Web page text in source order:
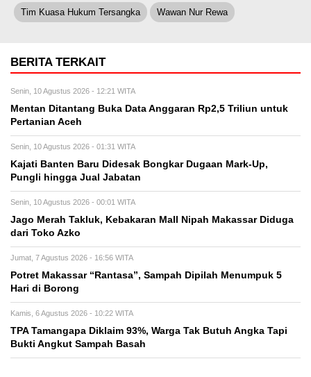
Tim Kuasa Hukum Tersangka Wawan Nur Rewa
BERITA TERKAIT
Senin, 10 Agustus 2026 - 12:21 WITA
Mentan Ditantang Buka Data Anggaran Rp2,5 Triliun untuk
Pertanian Aceh
Senin, 10 Agustus 2026 - 01:31 WITA
Kajati Banten Baru Didesak Bongkar Dugaan Mark-Up,
Pungli hingga Jual Jabatan
Senin, 10 Agustus 2026 - 00:01 WITA
Jago Merah Takluk, Kebakaran Mall Nipah Makassar Diduga
dari Toko Azko
Jumat, 7 Agustus 2026 - 16:56 WITA
Potret Makassar “Rantasa”, Sampah Dipilah Menumpuk 5
Hari di Borong
Kamis, 6 Agustus 2026 - 10:22 WITA
TPA Tamangapa Diklaim 93%, Warga Tak Butuh Angka Tapi
Bukti Angkut Sampah Basah